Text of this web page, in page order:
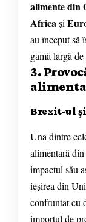
alimente din
Africași
au început să
gamă largă
3.
Brexit-ul
Una dintre
alimentară
impactul său
ieșirea din
confruntat cu
importul de